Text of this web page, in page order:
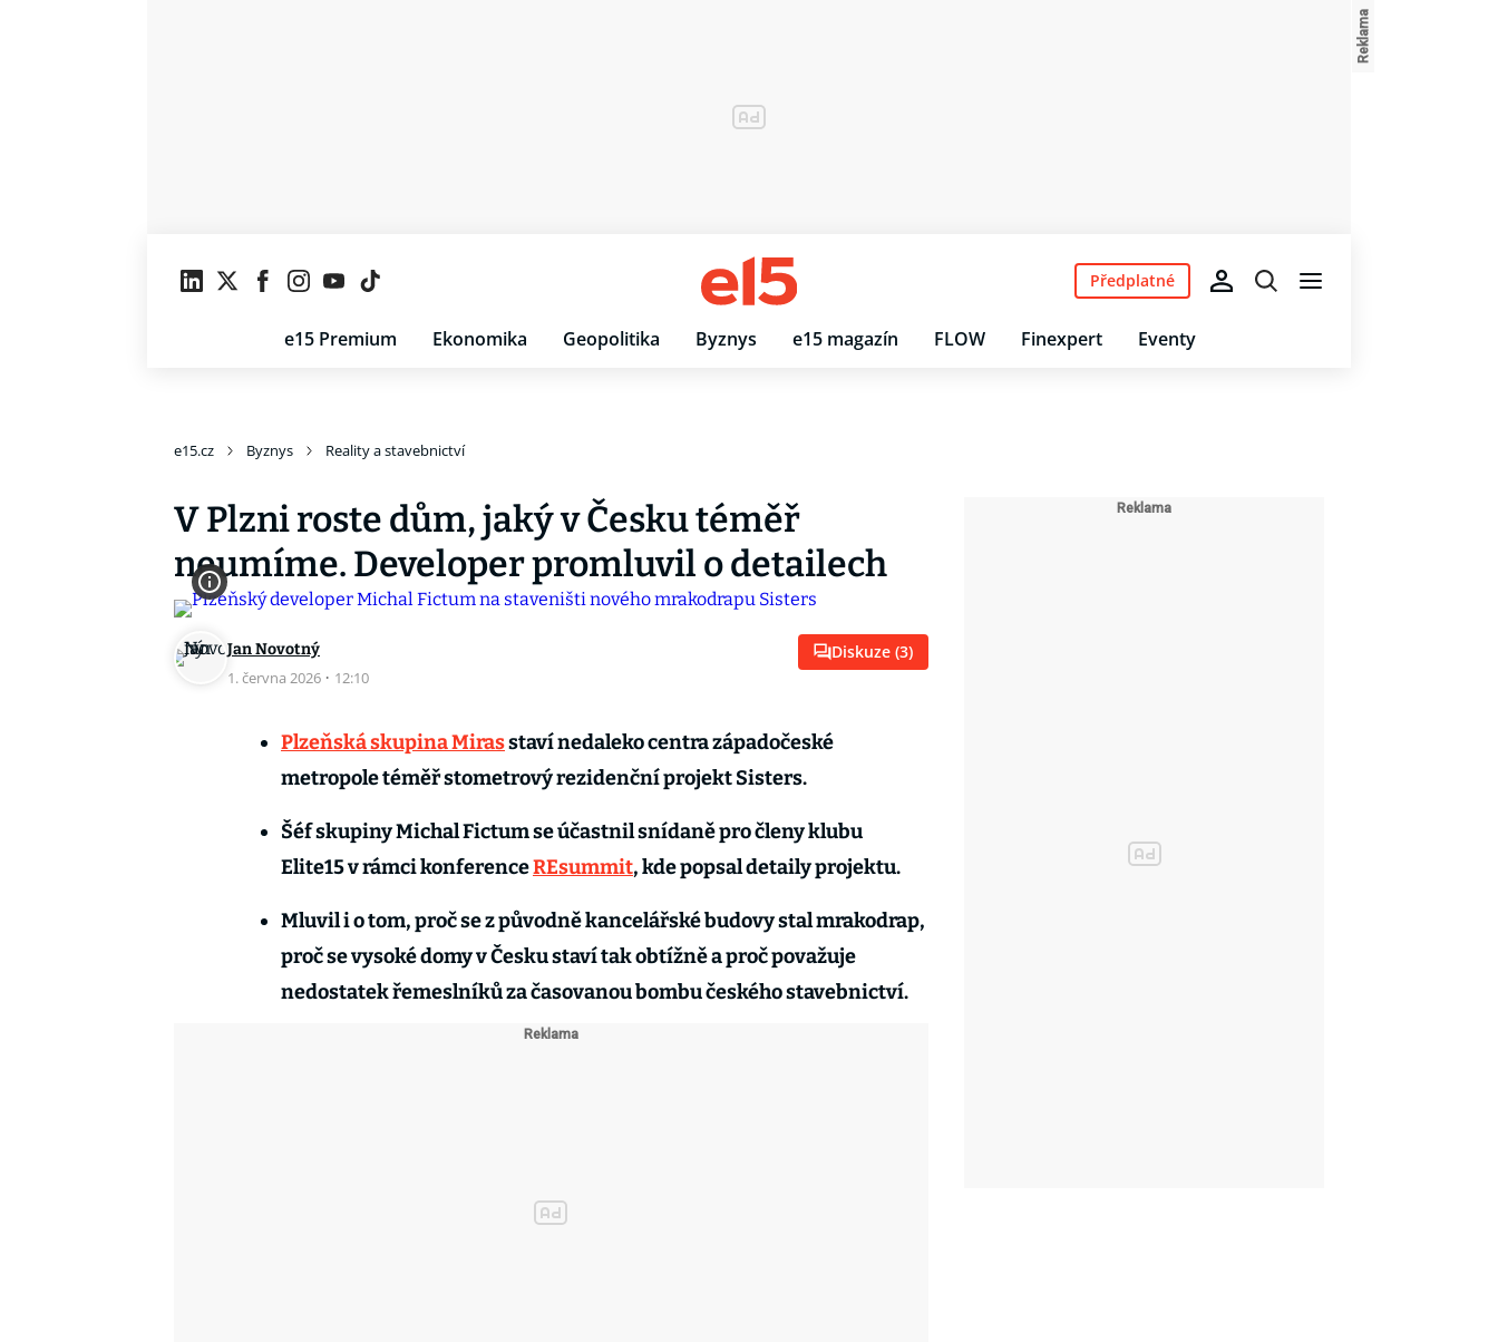
e15 Premium Ekonomika Geopolitika Byznys e15 magazín FLOW Finexpert Eventy
Předplatné
e15.cz Byznys Reality a stavebnictví
V Plzni roste dům, jaký v Česku téměř
neumíme. Developer promluvil o detailech
Jan Novotný
1. června 2026 · 12:10
Diskuze (3)
Plzeňská skupina Mirasstaví nedaleko centra západočeské
metropole téměř stometrový rezidenční projekt Sisters.
Šéf skupiny Michal Fictum se účastnil snídaně pro členy klubu
Elite15 v rámci konferenceREsummit, kde popsal detaily projektu.
Mluvil i o tom, proč se z původně kancelářské budovy stal mrakodrap,
proč se vysoké domy v Česku staví tak obtížně a proč považuje
nedostatek řemeslníků za časovanou bombu českého stavebnictví.